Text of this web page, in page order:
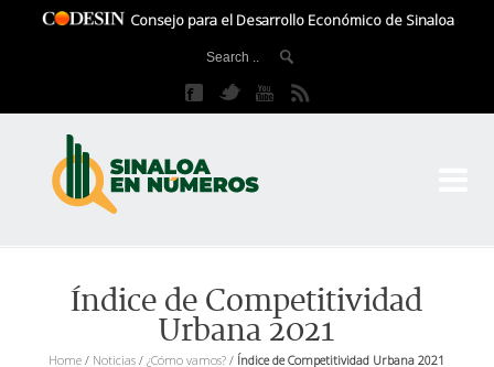
Consejo para el Desarrollo Económico de Sinaloa
Índice de Competitividad
Urbana 2021
Home / Noticias /¿Cómo vamos? / Índice de Competitividad Urbana 2021